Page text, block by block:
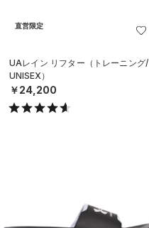
直営限定
UAレイン リフター（トレーニング/
UNISEX）
￥24,200